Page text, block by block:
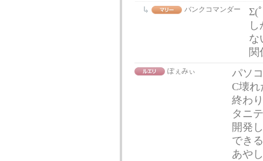
バンクコマンダー
Σ(
な
関
ぽぇみぃ
パソ
C壊れ
終わ
タニ
開発
でき
あや